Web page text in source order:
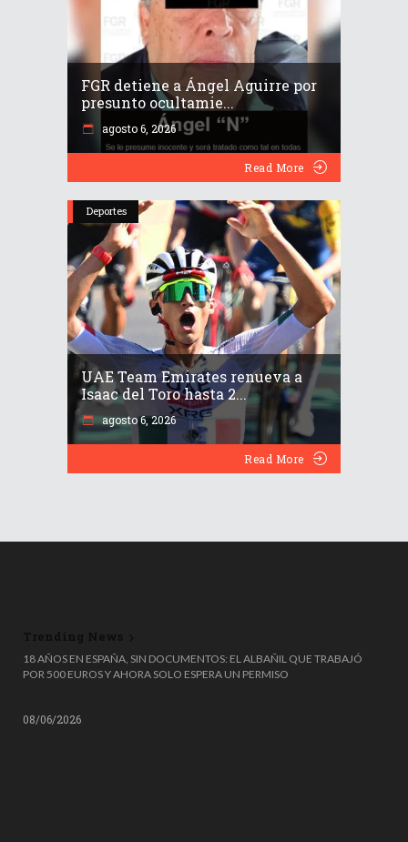
FGR detiene a Ángel Aguirre por
presunto ocultamie...
agosto 6, 2026
Read More
Deportes
UAE Team Emirates renueva a
Isaac del Toro hasta 2...
agosto 6, 2026
Read More
18 AÑOS EN ESPAÑA, SIN DOCUMENTOS: EL ALBAÑIL QUE TRABAJÓ
POR 500 EUROS Y AHORA SOLO ESPERA UN PERMISO
🎟️🗑️ ¡TIRÓ UN MILLÓN DE EUROS A LA BASURA… Y LO RECUPERÓ DE
MILAGRO! 😱
08/06/2026